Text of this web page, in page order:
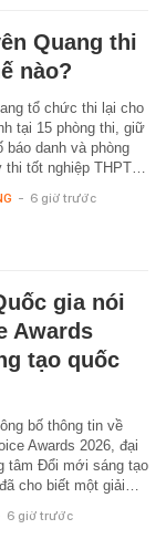
Quang thi
nào?
tổ chức thi lại cho
tại 15 phòng thi, giữ
báo danh và phòng
thi tốt nghiệp THPT…
- 6 giờ trước
gia nói
Awards
tạo quốc
bố thông tin về
Awards 2026, đại
tâm Đổi mới sáng tạo
cho biết một giải…
6 giờ trước